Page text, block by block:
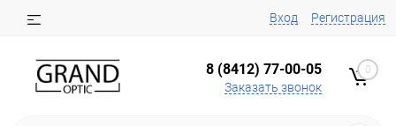
Вход Регистрация
8 (8412) 77-00-05
Заказать звонок
0